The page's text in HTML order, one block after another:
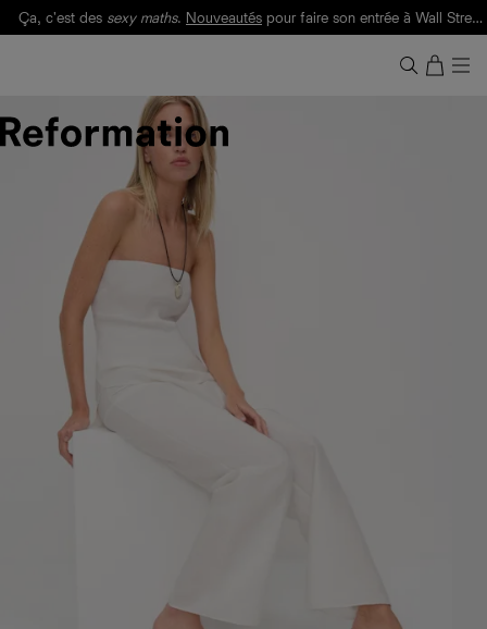
Ça, c'est des sexy maths. Nouveautés pour faire son entrée à Wall Street.